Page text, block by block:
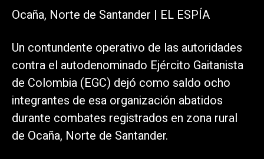
Ocaña, Norte de Santander | EL ESPÍA
Un contundente operativo de las autoridades
contra el autodenominado Ejército Gaitanista
de Colombia (EGC) dejó como saldo ocho
integrantes de esa organización abatidos
durante combates registrados en zona rural
de Ocaña, Norte de Santander.